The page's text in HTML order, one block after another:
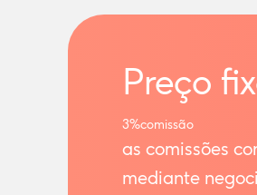
Preço
3%comissão
as comissões
mediante